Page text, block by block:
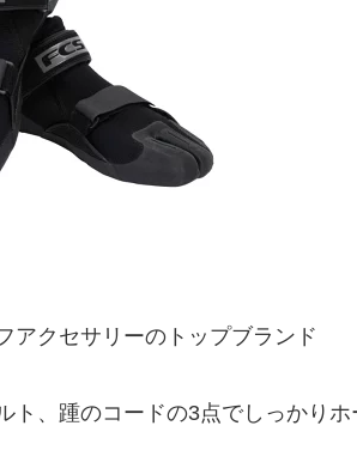
アクセサリーのトップブランド
ト、踵のコードの3点でしっかりホ